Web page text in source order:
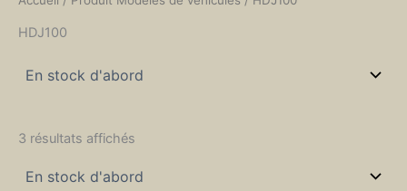
HDJ100
3 résultats affichés